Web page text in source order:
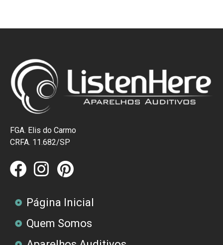
FGA. Elis do Carmo
CRFA. 11.682/SP
Página Inicial
Quem Somos